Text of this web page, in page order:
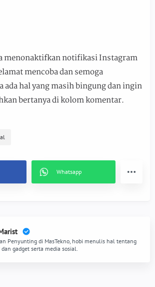
menonaktifkan notifikasi Instagram
mencoba dan semoga
ada hal yang masih bingung dan ingin
bertanya di kolom komentar.
Penyunting di MasTekno, hobi menulis hal tentang
gadget serta media sosial.